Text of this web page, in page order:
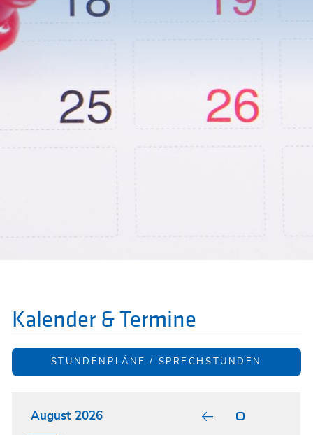
Kalender & Termine
STUNDENPLÄNE / SPRECHSTUNDEN
August 2026